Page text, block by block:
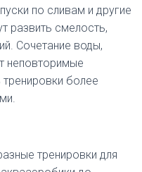
по сливам и другие
развить смелость,
Сочетание воды,
неповторимые
более
тренировки для